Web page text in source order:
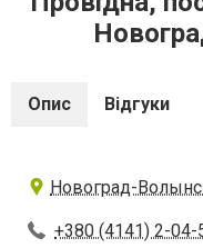
Опис Відгуки
Новоград-
+380 (4141) 2-04-